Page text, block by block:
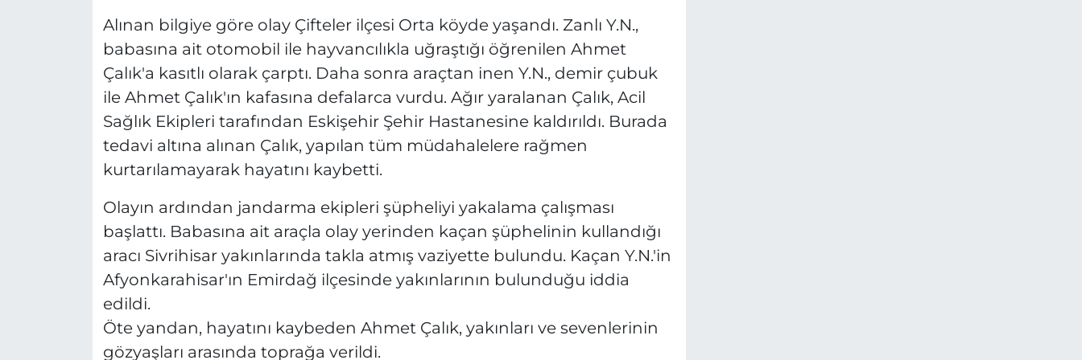
Alınan bilgiye göre olay Çifteler ilçesi Orta köyde yaşandı. Zanlı Y.N.,
babasına ait otomobil ile hayvancılıkla uğraştığı öğrenilen Ahmet
Çalık'a kasıtlı olarak çarptı. Daha sonra araçtan inen Y.N., demir çubuk
ile Ahmet Çalık'ın kafasına defalarca vurdu. Ağır yaralanan Çalık, Acil
Sağlık Ekipleri tarafından Eskişehir Şehir Hastanesine kaldırıldı. Burada
tedavi altına alınan Çalık, yapılan tüm müdahalelere rağmen
kurtarılamayarak hayatını kaybetti.
Olayın ardından jandarma ekipleri şüpheliyi yakalama çalışması
başlattı. Babasına ait araçla olay yerinden kaçan şüphelinin kullandığı
aracı Sivrihisar yakınlarında takla atmış vaziyette bulundu. Kaçan Y.N.'in
Afyonkarahisar'ın Emirdağ ilçesinde yakınlarının bulunduğu iddia
edildi.
Öte yandan, hayatını kaybeden Ahmet Çalık, yakınları ve sevenlerinin
gözyaşları arasında toprağa verildi.